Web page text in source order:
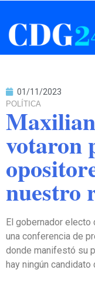
01/11/2023
POLÍTICA
votaron
nuestro
El gobernador electo
una conferencia de
donde manifestó su
hay ningún